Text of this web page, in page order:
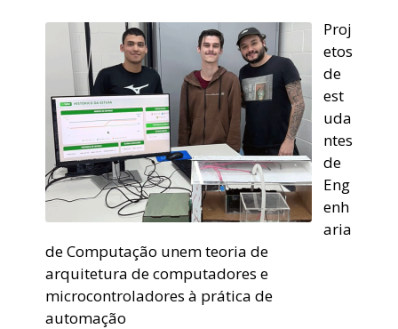
Proj
etos
de
est
uda
ntes
de
Eng
enh
aria
de Computação unem teoria de
arquitetura de computadores e
microcontroladores à prática de
automação